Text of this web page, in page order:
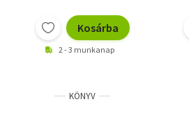
Kosárba
2 - 3 munkanap
KÖNYV